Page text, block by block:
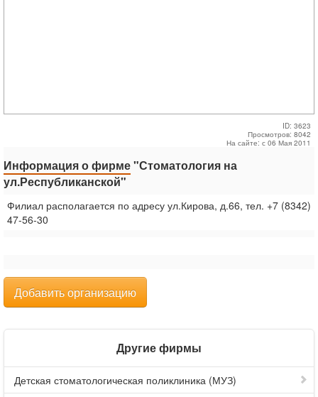
ID: 3623
Просмотров: 8042
На сайте: с 06 Мая 2011
Информация о фирме"Стоматология на
ул.Республиканской"
Филиал располагается по адресу ул.Кирова, д.66, тел. +7 (8342)
47-56-30
Добавить организацию
Другие фирмы
Детская стоматологическая поликлиника (МУЗ)